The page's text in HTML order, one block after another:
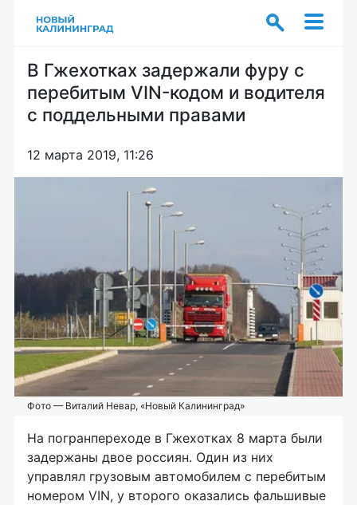
В Гжехотках задержали фуру с
перебитым VIN-кодом и водителя
с поддельными правами
12 марта 2019, 11:26
Фото — Виталий Невар, «Новый Калининград»
На погранпереходе в Гжехотках 8 марта были
задержаны двое россиян. Один из них
управлял грузовым автомобилем с перебитым
номером VIN, у второго оказались фальшивые